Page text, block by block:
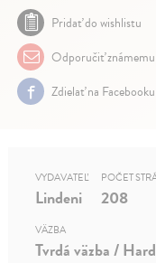
Pridať do wishlistu
Odporučiť známemu
Zdielať na Facebooku
VYDAVATEĽ
Lindeni
POČET
208
VÄZBA
Tvrdá väzba /